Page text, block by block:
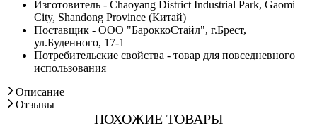
Изготовитель - Chaoyang District Industrial Park, Gaomi
City, Shandong Province (Китай)
Поставщик - ООО "БароккоСтайл", г.Брест,
ул.Буденного, 17-1
Потребительские свойства - товар для повседневного
использования
Описание
Отзывы
ПОХОЖИЕ ТОВАРЫ